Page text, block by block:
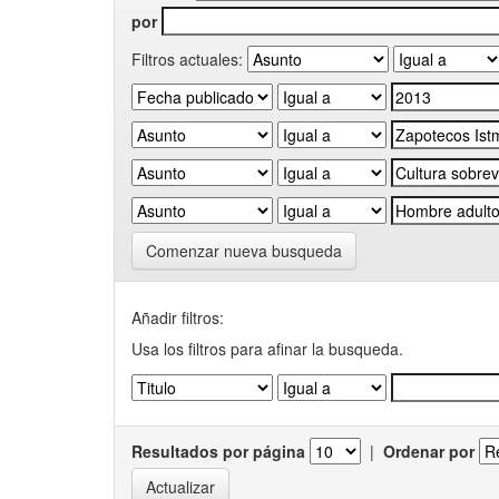
por
Filtros actuales:
Comenzar nueva busqueda
Añadir filtros:
Usa los filtros para afinar la busqueda.
Resultados por página | Ordenar por